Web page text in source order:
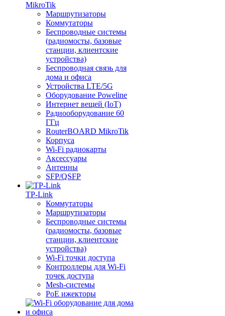
MikroTik
Маршрутизаторы
Коммутаторы
Беспроводные системы
(радиомосты, базовые
станции, клиентские
устройства)
Беспроводная связь для
дома и офиса
Устройства LTE/5G
Оборудование Poweline
Интернет вещей (IoT)
Радиооборудование 60
ГГц
RouterBOARD MikroTik
Корпуса
Wi-Fi радиокарты
Аксессуары
Антенны
SFP/QSFP
TP-Link
Коммутаторы
Маршрутизаторы
Беспроводные системы
(радиомосты, базовые
станции, клиентские
устройства)
Wi-Fi точки доступа
Контроллеры для Wi-Fi
точек доступа
Mesh-системы
PoE ижекторы